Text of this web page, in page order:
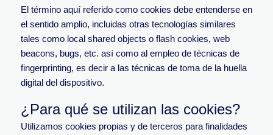
El término aquí referido como cookies debe entenderse en
el sentido amplio, incluidas otras tecnologías similares
tales como local shared objects o flash cookies, web
beacons, bugs, etc. así como al empleo de técnicas de
fingerprinting, es decir a las técnicas de toma de la huella
digital del dispositivo.
¿Para qué se utilizan las cookies?
Utilizamos cookies propias y de terceros para finalidades